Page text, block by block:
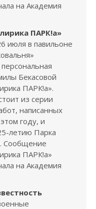
на Академия
ПАРК!а»
июля в павильоне
Бекасовой
ПАРК!а».
из серии
написанных
году, и
летию Парка
Сообщение
ПАРК!а»
на Академия